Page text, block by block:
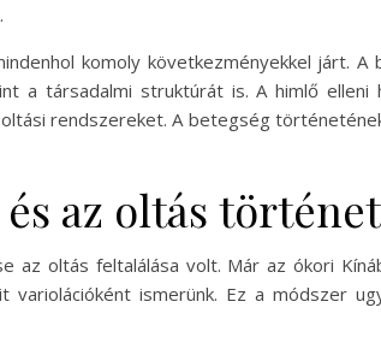
komoly következményekkel járt.
a társadalmi struktúrát is. A himlő
rendszereket. A betegség
az oltás
az oltás feltalálása volt. Már az ókori
ismerünk. Ez a módszer